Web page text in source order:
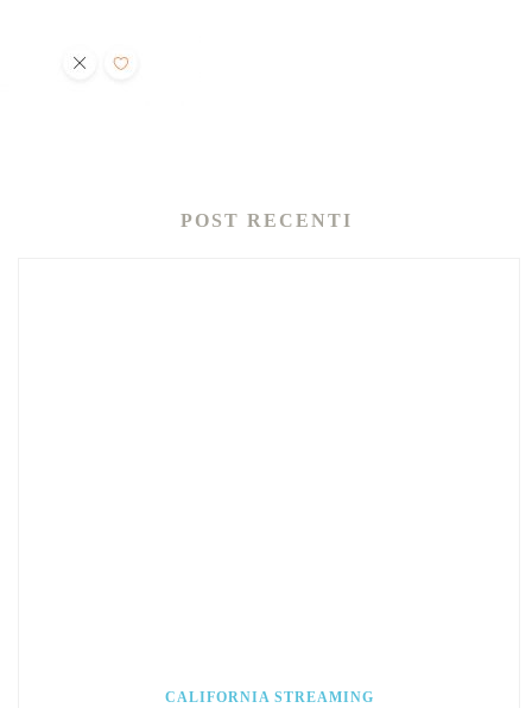
POST RECENTI
CALIFORNIA STREAMING